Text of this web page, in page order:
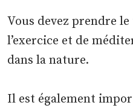
Vous devez prendre
l’exercice et de
dans la nature.
Il est également